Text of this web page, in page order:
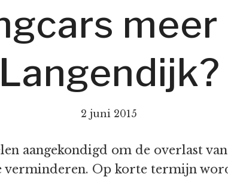
Langendijk?
2 juni 2015
aangekondigd om de overlast
verminderen. Op korte termijn